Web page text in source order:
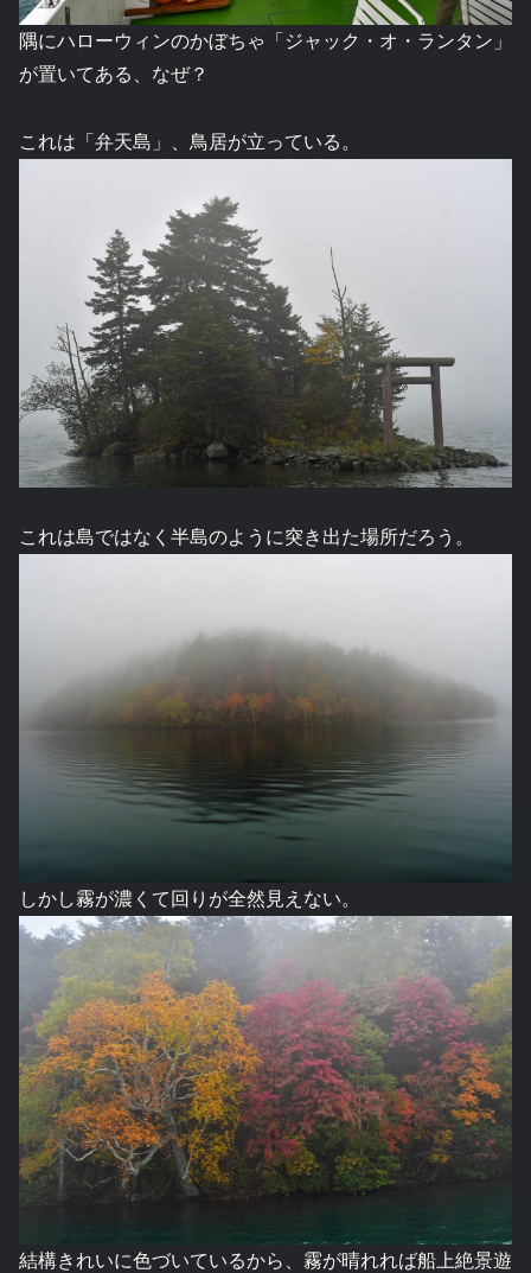
隅にハローウィンのかぼちゃ「ジャック・オ・ランタン」
が置いてある、なぜ？
これは「弁天島」、鳥居が立っている。
これは島ではなく半島のように突き出た場所だろう。
しかし霧が濃くて回りが全然見えない。
結構きれいに色づいているから、霧が晴れれば船上絶景遊